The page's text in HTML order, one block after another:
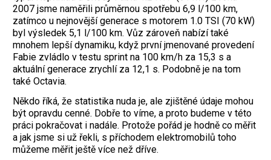
2007 jsme naměřili průměrnou spotřebu 6,9 l/100 km,
zatímco u nejnovější generace s motorem 1.0 TSI (70 kW)
byl výsledek 5,1 l/100 km. Vůz zároveň nabízí také
mnohem lepší dynamiku, když první jmenované provedení
Fabie zvládlo v testu sprint na 100 km/h za 15,3 s a
aktuální generace zrychlí za 12,1 s. Podobně je na tom
také Octavia.
Někdo říká, že statistika nuda je, ale zjištěné údaje mohou
být opravdu cenné. Dobře to víme, a proto budeme v této
práci pokračovat i nadále. Protože pořád je hodně co měřit
a jak jsme si už řekli, s příchodem elektromobilů toho
můžeme měřit ještě více než dříve.